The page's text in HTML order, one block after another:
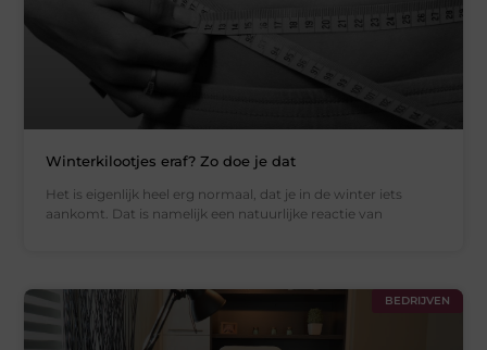
Winterkilootjes eraf? Zo doe je dat
Het is eigenlijk heel erg normaal, dat je in de winter iets
aankomt. Dat is namelijk een natuurlijke reactie van
BEDRIJVEN